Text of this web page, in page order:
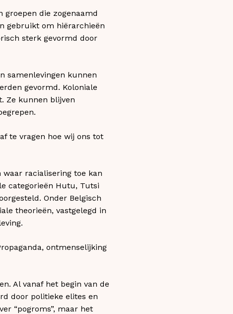
die zogenaamd
gebruikt om hiërarchieën
sterk gevormd door
samenlevingen kunnen
gevormd. Koloniale
Ze kunnen blijven
te vragen hoe wij ons tot
waar racialisering toe kan
categorieën Hutu, Tutsi
Onder Belgisch
theorieën, vastgelegd in
ontmenselijking
Al vanaf het begin van de
door politieke elites en
“pogroms”, maar het